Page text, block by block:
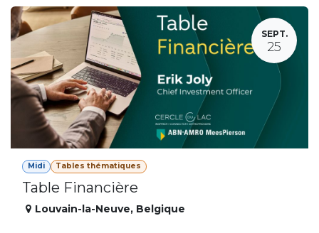
SEPT.
25
Midi Tables thématiques
Table Financière
Louvain-la-Neuve, Belgique